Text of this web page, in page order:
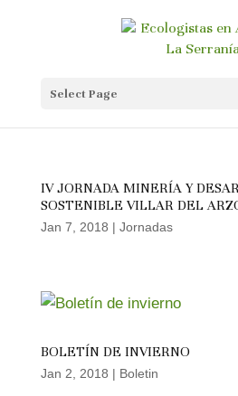
Select Page
IV JORNADA MINERÍA Y
SOSTENIBLE VILLAR DEL
Jan 7, 2018 | Jornadas
BOLETÍN DE INVIERNO
Jan 2, 2018 | Boletin